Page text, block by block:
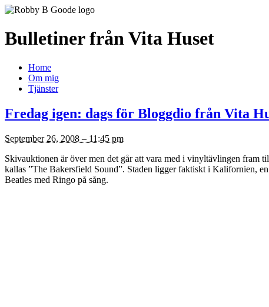
Bulletiner från Vita Huset
Home
Om mig
Tjänster
Fredag igen: dags för Bloggdio från Vita
September 26, 2008 – 11:45 pm
Skivauktionen är över men det går att vara med i vinyltävlingen fram
kallas ”The Bakersfield Sound”. Staden ligger faktiskt i Kalifornien,
Beatles med Ringo på sång.